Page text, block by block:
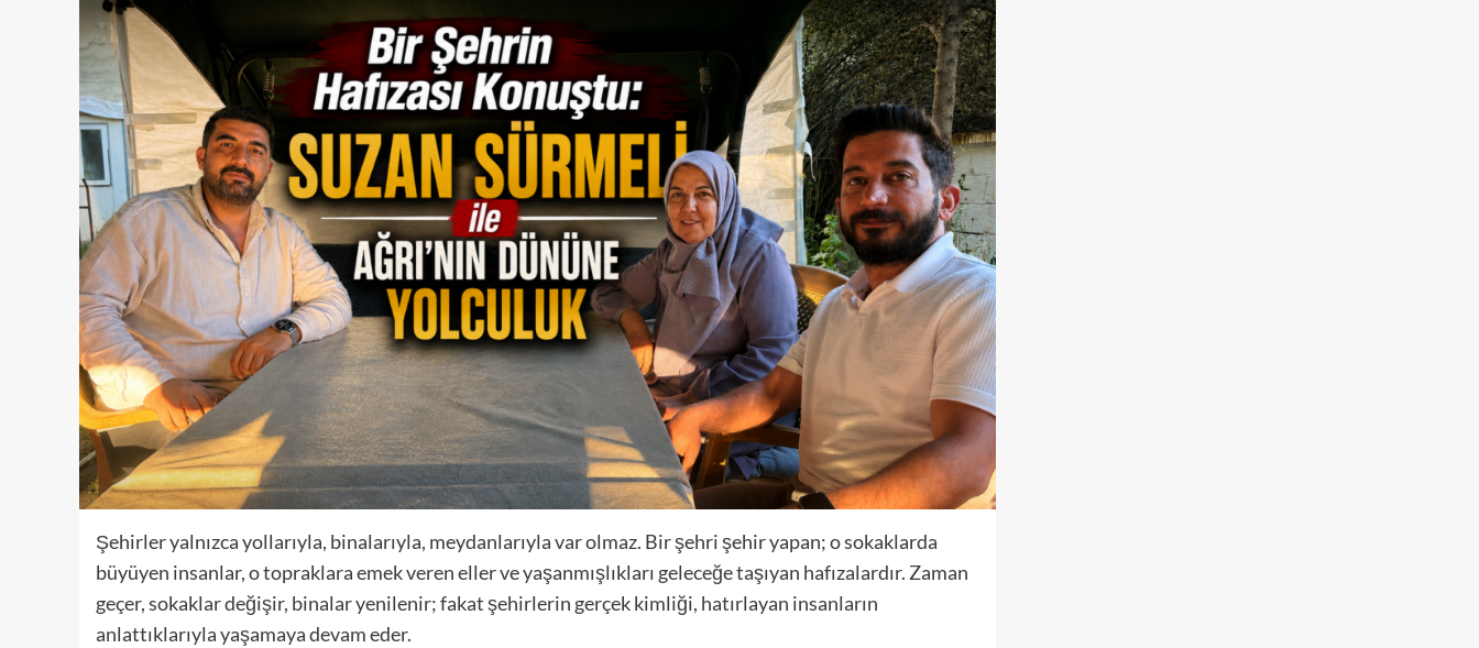
Şehirler yalnızca yollarıyla, binalarıyla, meydanlarıyla var olmaz. Bir şehri şehir yapan; o sokaklarda
büyüyen insanlar, o topraklara emek veren eller ve yaşanmışlıkları geleceğe taşıyan hafızalardır. Zaman
geçer, sokaklar değişir, binalar yenilenir; fakat şehirlerin gerçek kimliği, hatırlayan insanların
anlattıklarıyla yaşamaya devam eder.